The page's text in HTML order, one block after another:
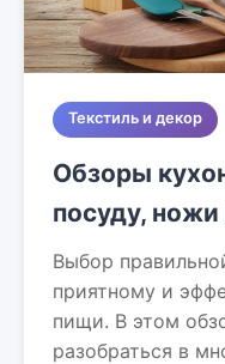
Текстиль и декор
Обзоры
посуду,
Выбор
приятному и
пищи. В этом
разобраться в